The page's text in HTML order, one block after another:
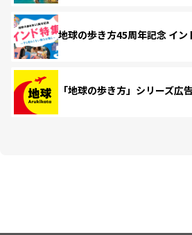
地球の歩き方45周年記念 イン
「地球の歩き方」シリーズ広